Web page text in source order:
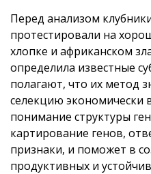
Перед анализом
протестировали на
хлопке и африканском
определила известные
полагают, что их метод
селекцию экономически
понимание структуры
картирование генов,
признаки, и поможет в
продуктивных и